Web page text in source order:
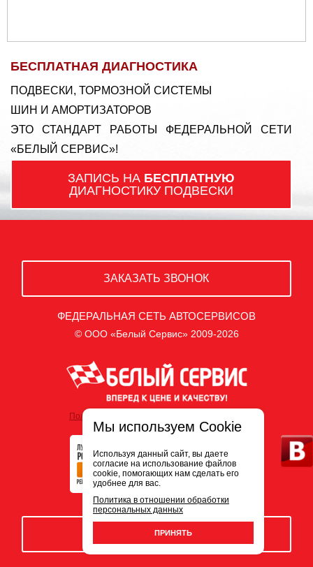
БЕСПЛАТНАЯ ДИАГНОСТИКА
ПОДВЕСКИ, ТОРМОЗНОЙ СИСТЕМЫ
ШИН И АМОРТИЗАТОРОВ
ЭТО СТАНДАРТ РАБОТЫ ФЕДЕРАЛЬНОЙ СЕТИ
«БЕЛЫЙ СЕРВИС»!
ЗАПИСЬ НА БЕСПЛАТНУЮ
ДИАГНОСТИКУ ПОДВЕСКИ
ЗАКАЗАТЬ ЗВОНОК
ФЕДЕРАЛЬНАЯ СЕТЬ АВТОСЕРВИСОВ
© ООО «Белый Сервис» 2009-2026
Политика обработки персональных данных
ЗАПИСЬ НА СЕРВИС
Мы используем Cookie
Используя данный сайт, вы даете
согласие на использование файлов
cookie, помогающих нам сделать его
удобнее для вас.
Политика в отношении обработки
персональных данных
ПРИНЯТЬ